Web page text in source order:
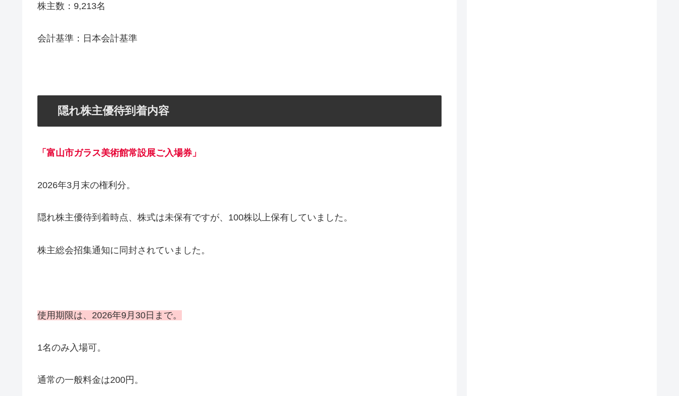
株主数：9,213名
会計基準：日本会計基準
隠れ株主優待到着内容
「富山市ガラス美術館常設展ご入場券」
2026年3月末の権利分。
隠れ株主優待到着時点、株式は未保有ですが、100株以上保有していました。
株主総会招集通知に同封されていました。
使用期限は、2026年9月30日まで。
1名のみ入場可。
通常の一般料金は200円。